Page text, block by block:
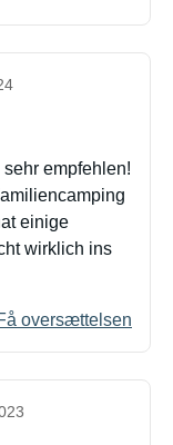
empfehlen!
einige
wirklich ins
oversættelsen